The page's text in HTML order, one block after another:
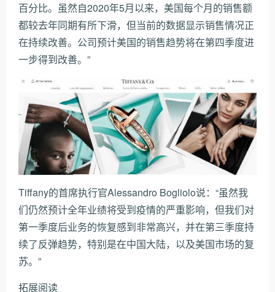
百分比。虽然自2020年5月以来，美国每个月的销售额
都较去年同期有所下滑，但当前的数据显示销售情况正
在持续改善。公司预计美国的销售趋势将在第四季度进
一步得到改善。”
Tiffany的首席执行官Alessandro Bogliolo说：“虽然我
们仍然预计全年业绩将受到疫情的严重影响，但我们对
第一季度后业务的恢复感到非常高兴，并在第三季度持
续了反弹趋势，特别是在中国大陆，以及美国市场的复
苏。”
拓展阅读